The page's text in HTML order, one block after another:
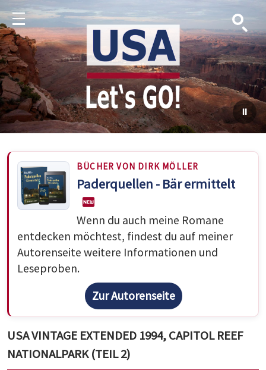
Menu Suche
BÜCHER VON DIRK MÖLLER
Paderquellen - Bär ermittelt
Wenn du auch meine Romane
entdecken möchtest, findest du auf meiner
Autorenseite weitere Informationen und
Leseproben.
Zur Autorenseite
USA VINTAGE EXTENDED 1994, CAPITOL REEF
NATIONALPARK (TEIL 2)